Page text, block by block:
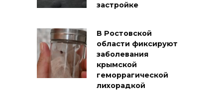
застройке
В Ростовской
области фиксируют
заболевания
крымской
геморрагической
лихорадкой